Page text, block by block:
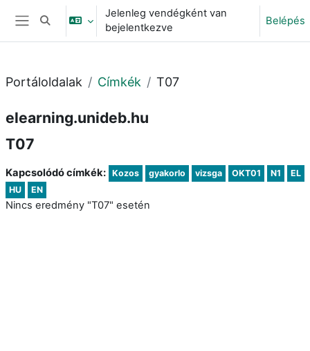
Tovább a fő tartalomhoz
Oldalpanel
Keresési bemeneti adatok váltása
Jelenleg vendégként van
bejelentkezve
Belépés
Portáloldalak Címkék T07
elearning.unideb.hu
T07
Kapcsolódó címkék: Kozos gyakorlo vizsga OKT01 N1
EL
HU
EN
Nincs eredmény "T07" esetén